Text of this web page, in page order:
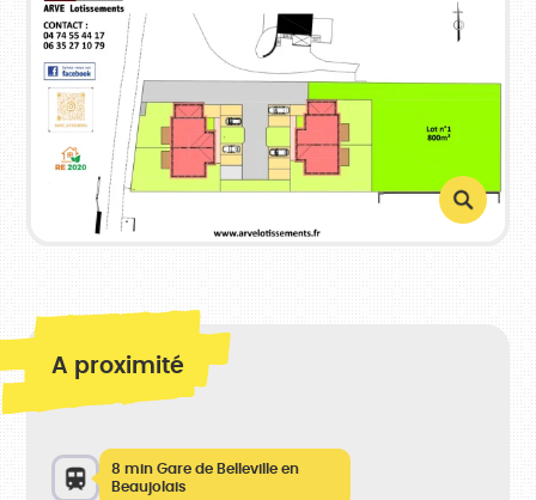
A proximité
8 min Gare de Belleville en
Beaujolais